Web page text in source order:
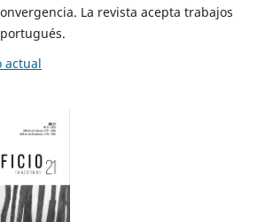
La revista acepta trabajos
actual